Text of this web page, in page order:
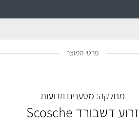
פרטי המוצר
מחלקה: מטענים וזרועות
זרוע דשבורד Scosche